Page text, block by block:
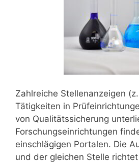
Zahlreiche Stellenanzeigen
Tätigkeiten in
von Qualitätssicherung
Forschungseinrichtungen
einschlägigen Portalen. Die
und der gleichen Stelle